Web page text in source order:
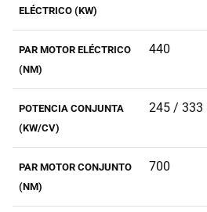
ELÉCTRICO (KW)
PAR MOTOR ELÉCTRICO
(NM)
440
POTENCIA CONJUNTA
(KW/CV)
245 / 333
PAR MOTOR CONJUNTO
(NM)
700